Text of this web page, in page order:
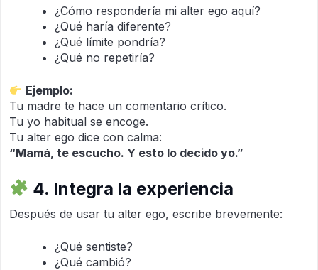
¿Cómo respondería mi alter ego aquí?
¿Qué haría diferente?
¿Qué límite pondría?
¿Qué no repetiría?
Ejemplo:
Tu madre te hace un comentario crítico.
Tu yo habitual se encoge.
Tu alter ego dice con calma:
“Mamá, te escucho. Y esto lo decido yo.”
4. Integra la experiencia
Después de usar tu alter ego, escribe brevemente:
¿Qué sentiste?
¿Qué cambió?